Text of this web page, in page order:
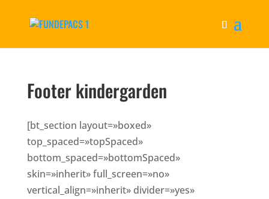
Footer kindergarden
[bt_section layout=»boxed»
top_spaced=»topSpaced»
bottom_spaced=»bottomSpaced»
skin=»inherit» full_screen=»no»
vertical_align=»inherit» divider=»yes»